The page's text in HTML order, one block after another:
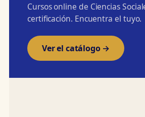
Cursos online de Ciencias
certificación. Encuentra el tuyo.
Ver el catálogo →